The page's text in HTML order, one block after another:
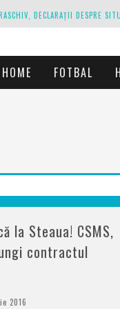
HOME FOTBAL
la Steaua! CSMS,
contractul
2016